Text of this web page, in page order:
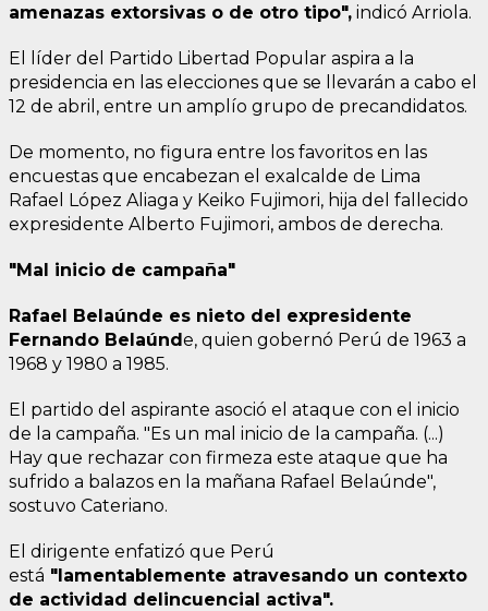
amenazas extorsivas o de otro tipo", indicó Arriola.
El líder del Partido Libertad Popular aspira a la
presidencia en las elecciones que se llevarán a cabo el
12 de abril, entre un amplío grupo de precandidatos.
De momento, no figura entre los favoritos en las
encuestas que encabezan el exalcalde de Lima
Rafael López Aliaga y Keiko Fujimori, hija del fallecido
expresidente Alberto Fujimori, ambos de derecha.
"Mal inicio de campaña"
Rafael Belaúnde es nieto del expresidente
Fernando Belaúnde, quien gobernó Perú de 1963 a
1968 y 1980 a 1985.
El partido del aspirante asoció el ataque con el inicio
de la campaña. "Es un mal inicio de la campaña. (...)
Hay que rechazar con firmeza este ataque que ha
sufrido a balazos en la mañana Rafael Belaúnde",
sostuvo Cateriano.
El dirigente enfatizó que Perú
está "lamentablemente atravesando un contexto
de actividad delincuencial activa".